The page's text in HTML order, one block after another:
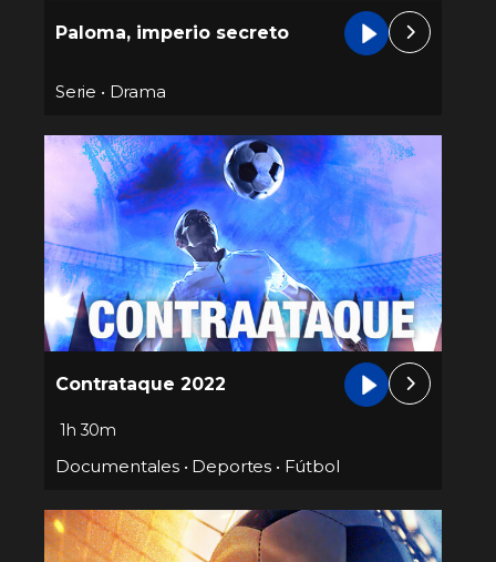
Paloma, imperio secreto
Serie • Drama
Contrataque 2022
1h 30m
Documentales• Deportes • Fútbol